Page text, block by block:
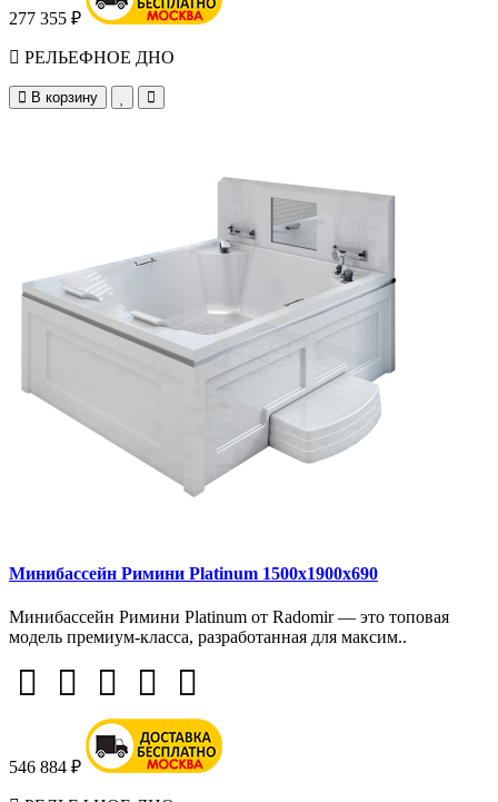
277 355 ₽
РЕЛЬЕФНОЕ ДНО
В корзину
Минибассейн Римини Platinum 1500х1900х690
Минибассейн Римини Platinum от Radomir — это топовая
модель премиум-класса, разработанная для максим..
546 884 ₽